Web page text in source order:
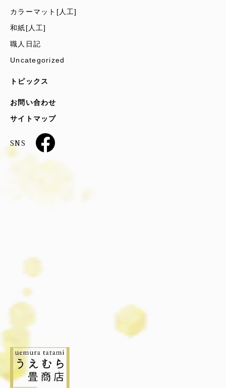
カラーマット[人工]
和紙[人工]
職人日記
Uncategorized
トピックス
お問い合わせ
サイトマップ
SNS